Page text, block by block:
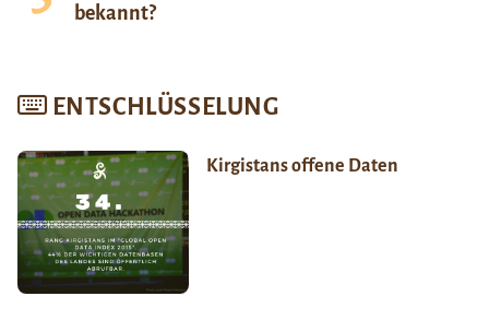
bekannt?
ENTSCHLÜSSELUNG
Kirgistans offene Daten